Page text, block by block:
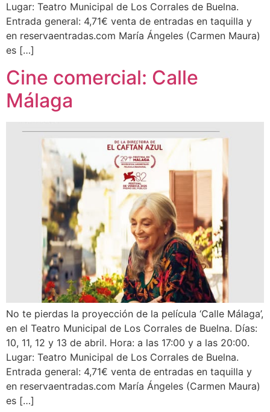
Lugar: Teatro Municipal de Los Corrales de Buelna.
Entrada general: 4,71€ venta de entradas en taquilla y
en reservaentradas.com María Ángeles (Carmen Maura)
es […]
Cine comercial: Calle
Málaga
No te pierdas la proyección de la película ‘Calle Málaga’,
en el Teatro Municipal de Los Corrales de Buelna. Días:
10, 11, 12 y 13 de abril. Hora: a las 17:00 y a las 20:00.
Lugar: Teatro Municipal de Los Corrales de Buelna.
Entrada general: 4,71€ venta de entradas en taquilla y
en reservaentradas.com María Ángeles (Carmen Maura)
es […]